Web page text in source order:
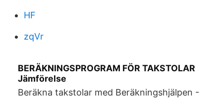
HF
zqVr
BERÄKNINGSPROGRAM FÖR TAKSTOLAR
Jämförelse
Beräkna takstolar med Beräkningshjälpen -